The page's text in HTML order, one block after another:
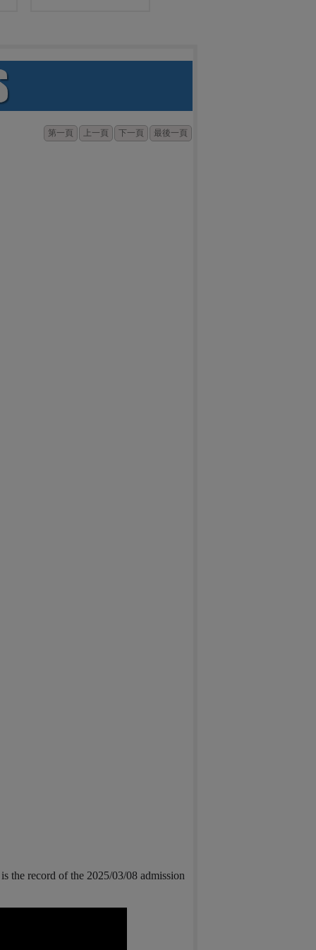
第一頁 上一頁 下一頁 最後一頁
the record of the 2025/03/08 admission